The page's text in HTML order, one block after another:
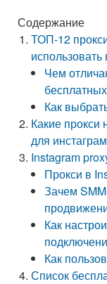
Содержание
ТОП-12
Чем
Как
Какие прокси
для
Instagram
Прокси в
Зачем
Как
Как
Список